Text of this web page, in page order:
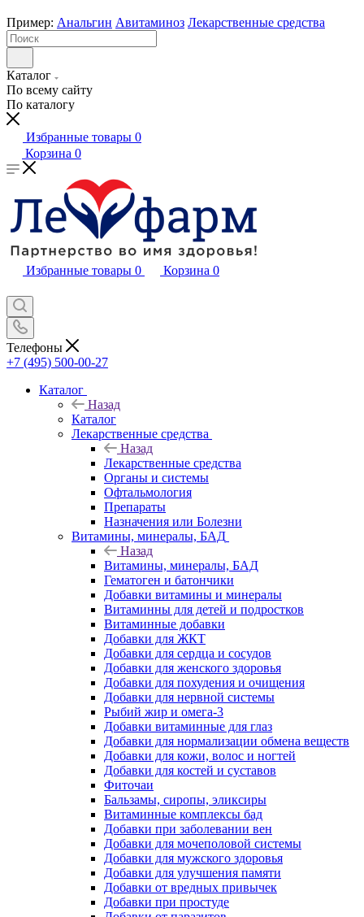
Пример: Анальгин Авитаминоз Лекарственные средства
Каталог
По всему сайту
По каталогу
Избранные товары 0
Корзина 0
Избранные товары 0 Корзина 0
Телефоны
+7 (495) 500-00-27
Каталог
Назад
Каталог
Лекарственные средства
Назад
Лекарственные средства
Органы и системы
Офтальмология
Препараты
Назначения или Болезни
Витамины, минералы, БАД
Назад
Витамины, минералы, БАД
Гематоген и батончики
Добавки витамины и минералы
Витаминны для детей и подростков
Витаминные добавки
Добавки для ЖКТ
Добавки для сердца и сосудов
Добавки для женского здоровья
Добавки для похудения и очищения
Добавки для нервной системы
Рыбий жир и омега-3
Добавки витаминные для глаз
Добавки для нормализации обмена веществ
Добавки для кожи, волос и ногтей
Добавки для костей и суставов
Фиточаи
Бальзамы, сиропы, эликсиры
Витаминные комплексы бад
Добавки при заболевании вен
Добавки для мочеполовой системы
Добавки для мужского здоровья
Добавки для улучшения памяти
Добавки от вредных привычек
Добавки при простуде